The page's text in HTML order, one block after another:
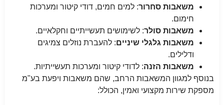
משאבות סחרור: למים חמים, דודי קיטור ומערכות
חימום.
משאבות סולר: לשימושים תעשייתיים וחקלאיים.
משאבות גלגלי שיניים: להעברת נוזלים צמיגים
ודלילים.
משאבות הזנה: לדודי קיטור ומערכות תעשייתיות.
בנוסף למגוון המשאבות הרחב, שהם משאבות ויפעת בע"מ
מספקת שירות מקצועי ואמין, הכולל: